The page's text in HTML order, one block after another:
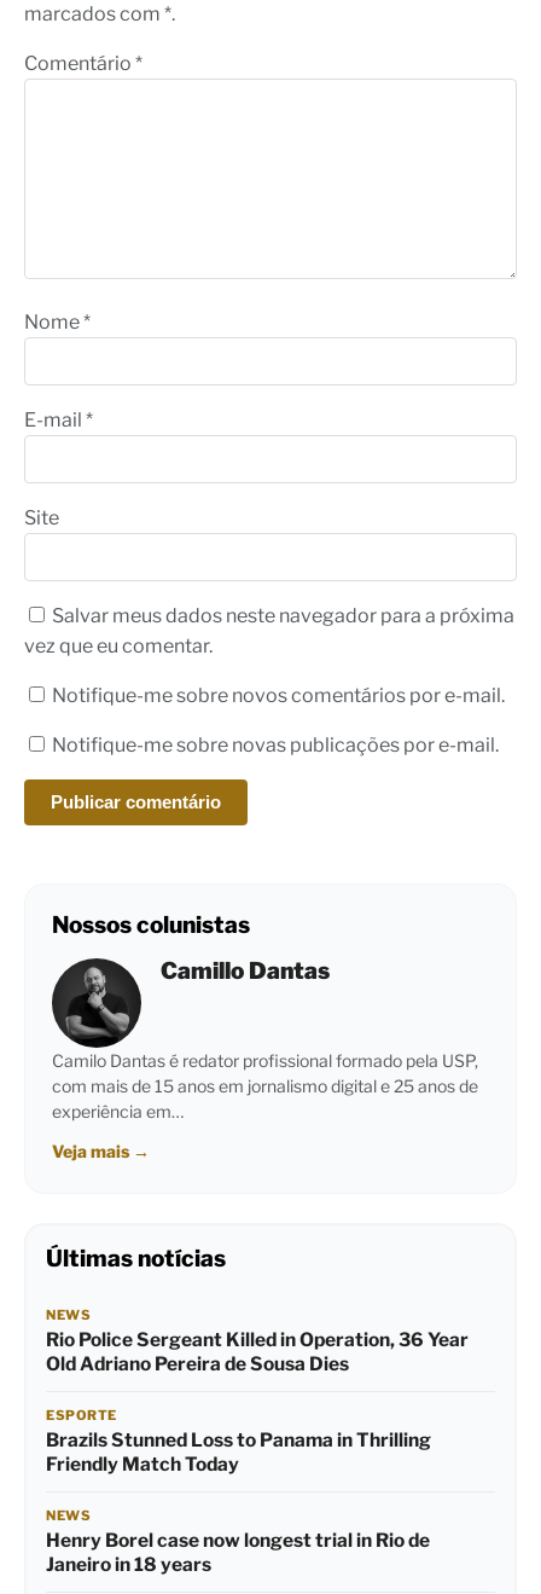
marcados com *.
Comentário *
Nome*
E-mail *
Site
Salvar meus dados neste navegador para a próxima
vez que eu comentar.
Notifique-me sobre novos comentários por e-mail.
Notifique-me sobre novas publicações por e-mail.
Nossos colunistas
Camillo Dantas
Camilo Dantas é redator profissional formado pela USP,
com mais de 15 anos em jornalismo digital e 25 anos de
experiência em…
Veja mais →
Últimas notícias
NEWS
Rio Police Sergeant Killed in Operation, 36 Year
Old Adriano Pereira de Sousa Dies
ESPORTE
Brazils Stunned Loss to Panama in Thrilling
Friendly Match Today
NEWS
Henry Borel case now longest trial in Rio de
Janeiro in 18 years